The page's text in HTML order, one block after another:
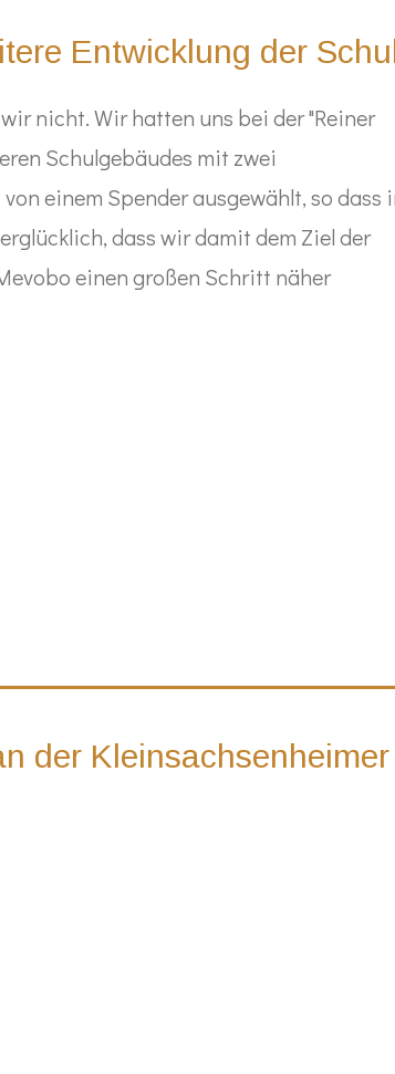
Entwicklung der
nicht. Wir hatten uns bei der "Reiner
Schulgebäudes mit zwei
einem Spender ausgewählt, so dass
dass wir damit dem Ziel der
einen großen Schritt näher
der